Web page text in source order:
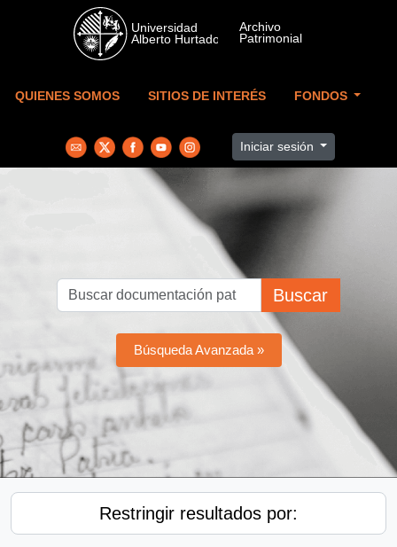
Skip to main content
QUIENES SOMOS SITIOS DE INTERÉS FONDOS
Iniciar sesión
Buscar
Búsqueda Avanzada »
Restringir resultados por: